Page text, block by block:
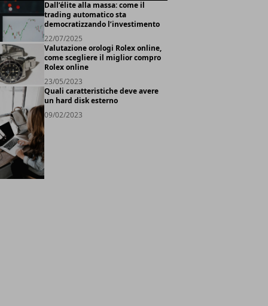
Dall’élite alla massa: come il
trading automatico sta
democratizzando l’investimento
22/07/2025
Valutazione orologi Rolex online,
come scegliere il miglior compro
Rolex online
23/05/2023
Quali caratteristiche deve avere
un hard disk esterno
09/02/2023